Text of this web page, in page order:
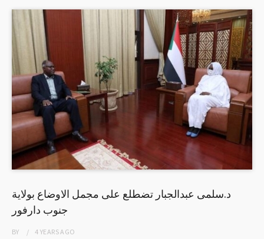
د.سلمى عبدالجبار تضطلع على مجمل الاوضاع بولاية
جنوب دارفور
BY 4 YEARSAGO